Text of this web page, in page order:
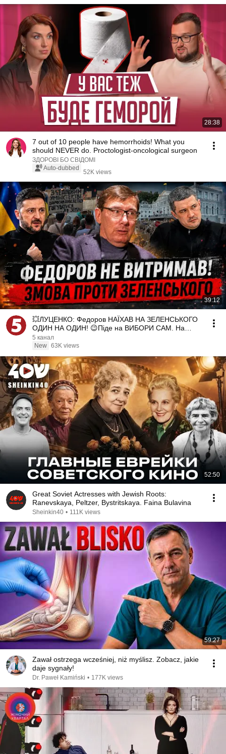
28:38
7 out of 10 people have hemorrhoids! What you
should NEVER do. Proctologist-oncological surgeon
ЗДОРОВІ БО СВІДОМІ
Auto-dubbed
52K views
39:12
💥ЛУЦЕНКО: Федоров НАЇХАВ НА ЗЕЛЕНСЬКОГО
ОДИН НА ОДИН! 😉Піде на ВИБОРИ САМ. На
протестах ЗІРВАЛИ КУШ
5 канал
New 63K views
52:50
Great Soviet Actresses with Jewish Roots:
Ranevskaya, Peltzer, Bystritskaya. Faina Bulavina
Sheinkin40 • 111K views
59:27
Zawał ostrzega wcześniej, niż myślisz. Zobacz, jakie
daje sygnały!
Dr. Paweł Kamiński • 177K views